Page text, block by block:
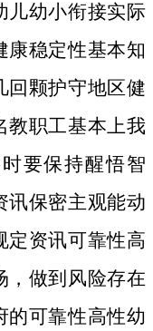
儿幼小衔接实际
康稳定性基本知
回颗护守地区健
教职工基本上我
要保持醒悟智
讯保密主观能动
定资讯可靠性高
，做到风险存在
的可靠性高性幼